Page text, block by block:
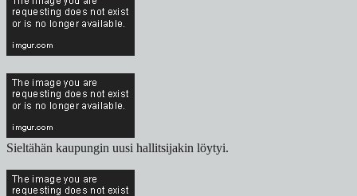
Sieltähän kaupungin uusi hallitsijakin löytyi.